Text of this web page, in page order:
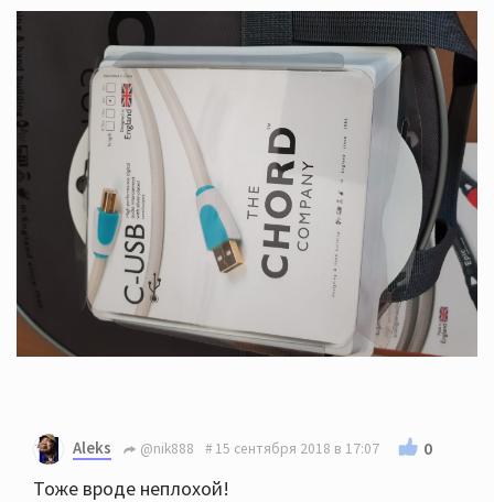
Aleks @nik888 15 сентября 2018 в 17:07 0
Тоже вроде неплохой!